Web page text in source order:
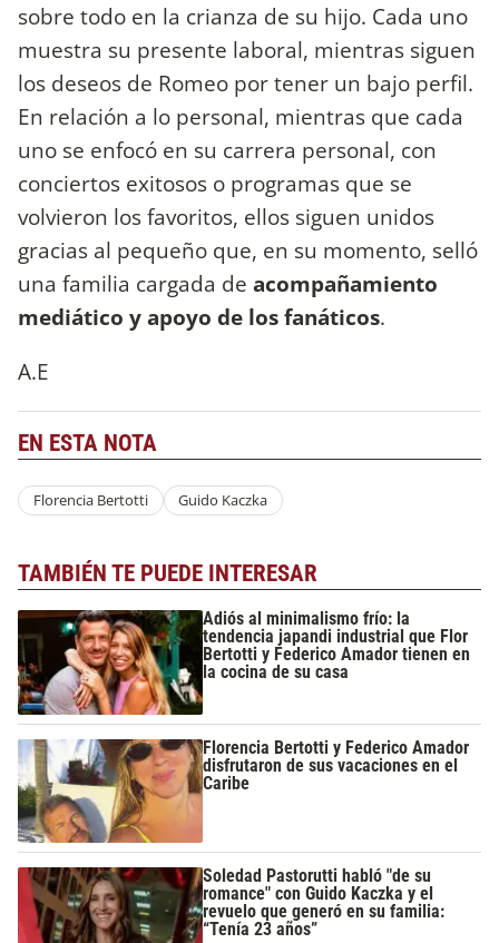
sobre todo en la crianza de su hijo. Cada uno
muestra su presente laboral, mientras siguen
los deseos de Romeo por tener un bajo perfil.
En relación a lo personal, mientras que cada
uno se enfocó en su carrera personal, con
conciertos exitosos o programas que se
volvieron los favoritos, ellos siguen unidos
gracias al pequeño que, en su momento, selló
una familia cargada de acompañamiento
mediático y apoyo de los fanáticos.
A.E
EN ESTA NOTA
Florencia Bertotti Guido Kaczka
TAMBIÉN TE PUEDE INTERESAR
Adiós al minimalismo frío: la
tendencia japandi industrial que Flor
Bertotti y Federico Amador tienen en
la cocina de su casa
Florencia Bertotti y Federico Amador
disfrutaron de sus vacaciones en el
Caribe
Soledad Pastorutti habló "de su
romance" con Guido Kaczka y el
revuelo que generó en su familia:
“Tenía 23 años”